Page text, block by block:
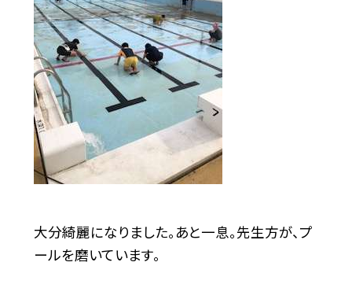
大分綺麗になりました。あと一息。先生方が、プ
ールを磨いています。